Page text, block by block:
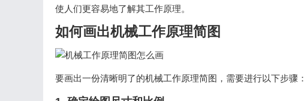
使人们更容易地了解其工作原理。
如何画出机械工作原理简图
要画出一份清晰明了的机械工作原理简图，需要进行以下步骤：